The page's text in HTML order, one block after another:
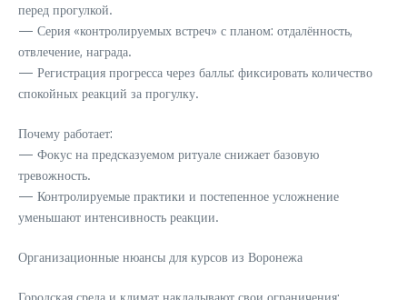
перед прогулкой.
— Серия «контролируемых встреч» с планом: отдалённость,
отвлечение, награда.
— Регистрация прогресса через баллы: фиксировать количество
спокойных реакций за прогулку.
Почему работает:
— Фокус на предсказуемом ритуале снижает базовую
тревожность.
— Контролируемые практики и постепенное усложнение
уменьшают интенсивность реакции.
Организационные нюансы для курсов из Воронежа
Городская среда и климат накладывают свои ограничения: